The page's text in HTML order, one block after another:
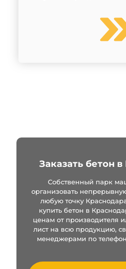
Заказать бетон
Собственный парк
организовать
любую точку
купить бетон в
ценам от производителя
лист на всю продукцию,
менеджерами по